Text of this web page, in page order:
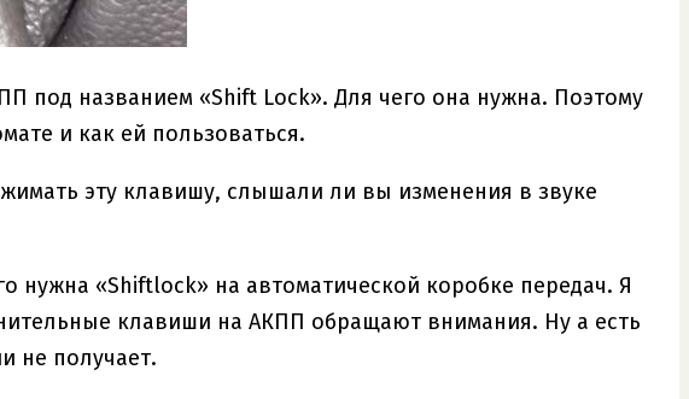
под названием «Shift Lock». Для чего она нужна. Поэтому
и как ей пользоваться.
эту клавишу, слышали ли вы изменения в звуке
нужна «Shiftlock» на автоматической коробке передач. Я
клавиши на АКПП обращают внимания. Ну а есть
не получает.